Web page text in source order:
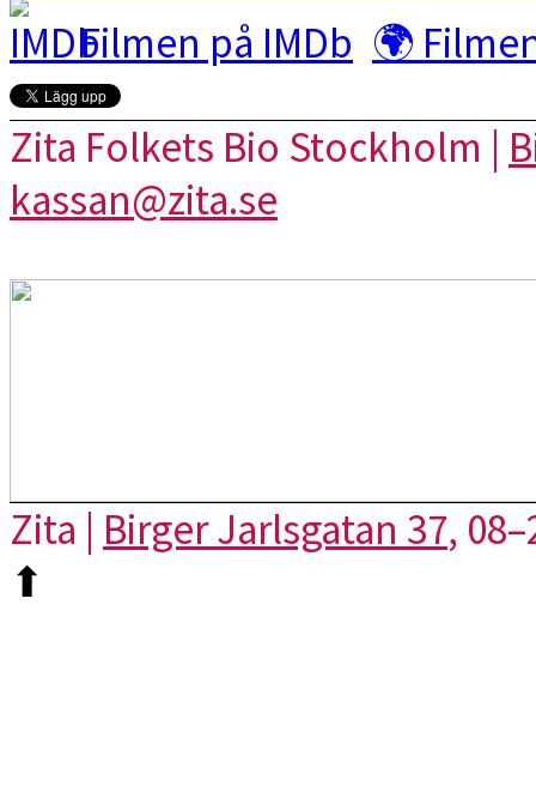
Filmen på IMDb 🌍
Zita Folkets Bio Stockholm |
kassan@zita.se
Zita | Birger Jarlsgatan 37,
⬆︎